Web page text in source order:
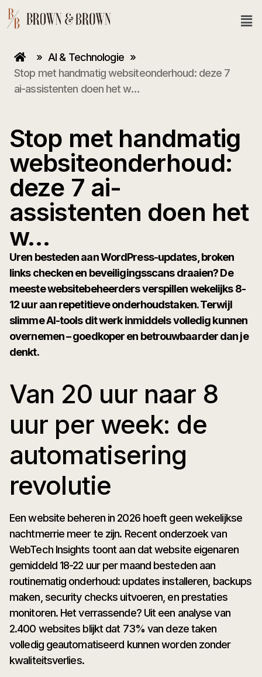
» AI & Technologie »
Stop met handmatig websiteonderhoud: deze 7
ai-assistenten doen het w…
Stop met handmatig
websiteonderhoud:
deze 7 ai-
assistenten doen het
w…
Uren besteden aan WordPress-updates, broken
links checken en beveiligingsscans draaien? De
meeste websitebeheerders verspillen wekelijks 8-
12 uur aan repetitieve onderhoudstaken. Terwijl
slimme AI-tools dit werk inmiddels volledig kunnen
overnemen – goedkoper en betrouwbaarder dan je
denkt.
Van 20 uur naar 8
uur per week: de
automatisering
revolutie
Een website beheren in 2026 hoeft geen wekelijkse
nachtmerrie meer te zijn. Recent onderzoek van
WebTech Insights toont aan dat website eigenaren
gemiddeld 18-22 uur per maand besteden aan
routinematig onderhoud: updates installeren, backups
maken, security checks uitvoeren, en prestaties
monitoren. Het verrassende? Uit een analyse van
2.400 websites blijkt dat 73% van deze taken
volledig geautomatiseerd kunnen worden zonder
kwaliteitsverlies.